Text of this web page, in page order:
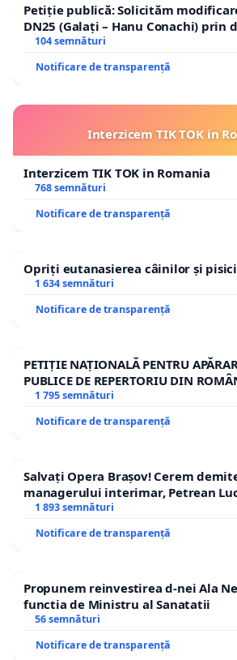
Petiție publică: Solicităm
DN25 (Galați – Hanu Conachi) prin
traseului în afara localităților!
104 semnături
Notificare de transparență
Interzicem TIK TOK in
Interzicem TIK TOK in Romania
768 semnături
Notificare de transparență
Opriți eutanasierea câinilor și
1 634 semnături
Notificare de transparență
PETIȚIE NAȚIONALĂ PENTRU
PUBLICE DE REPERTORIU DIN
1 795 semnături
Notificare de transparență
Salvați Opera Brașov! Cerem
managerului interimar, Petrean
1 893 semnături
Notificare de transparență
Propunem reinvestirea d-nei Ala
functia de Ministru al Sanatatii
56 semnături
Notificare de transparență